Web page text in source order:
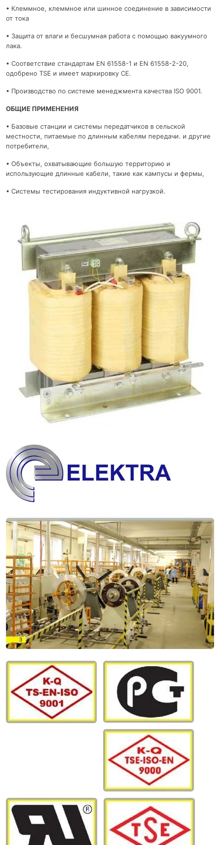
• Клеммное, клеммное или шинное соединение в зависимости
от тока
• Защита от влаги и бесшумная работа с помощью вакуумного
лака.
• Соответствие стандартам EN 61558-1 и EN 61558-2-20,
одобрено TSE и имеет маркировку CE.
• Производство по системе менеджмента качества ISO 9001.
ОБЩИЕ ПРИМЕНЕНИЯ
• Базовые станции и системы передатчиков в сельской
местности, питаемые по длинным кабелям передачи. и другие
потребители,
• Объекты, охватывающие большую территорию и
использующие длинные кабели, такие как кампусы и фермы,
• Системы тестирования индуктивной нагрузкой.